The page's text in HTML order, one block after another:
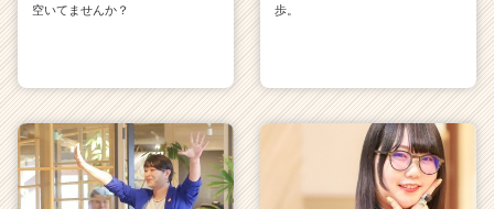
空いてませんか？
歩。